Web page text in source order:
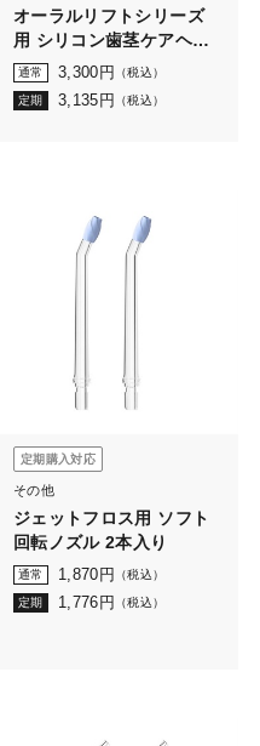
オーラルリフトシリーズ
用 シリコン歯茎ケアヘッ
ド 2本入
通常 3,300 円 （税込）
定期 3,135 円 （税込）
定期購入対応
その他
ジェットフロス用 ソフト
回転ノズル 2本入り
通常 1,870 円 （税込）
定期 1,776 円 （税込）